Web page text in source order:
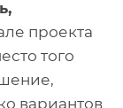
проекта
того
вариантов